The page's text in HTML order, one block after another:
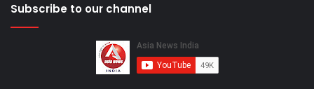
Subscribe to our channel